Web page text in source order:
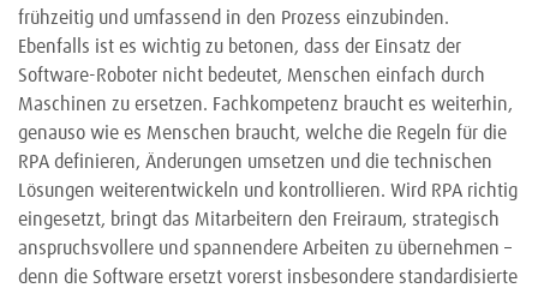
frühzeitig und umfassend in den Prozess einzubinden.
Ebenfalls ist es wichtig zu betonen, dass der Einsatz der
Software-Roboter nicht bedeutet, Menschen einfach durch
Maschinen zu ersetzen. Fachkompetenz braucht es weiterhin,
genauso wie es Menschen braucht, welche die Regeln für die
RPA definieren, Änderungen umsetzen und die technischen
Lösungen weiterentwickeln und kontrollieren. Wird RPA richtig
eingesetzt, bringt das Mitarbeitern den Freiraum, strategisch
anspruchsvollere und spannendere Arbeiten zu übernehmen –
denn die Software ersetzt vorerst insbesondere standardisierte